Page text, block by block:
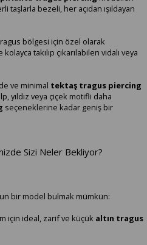
taşlarla bezeli, her açıdan ışıldayan
bölgesi için özel olarak
takılıp çıkarılabilen vidalı veya
ve minimal tektaş tragus piercing
yıldız veya çiçek motifli daha
seçeneklerine kadar geniş bir
Sizi Neler Bekliyor?
bir model bulmak mümkün:
için ideal, zarif ve küçük altın tragus